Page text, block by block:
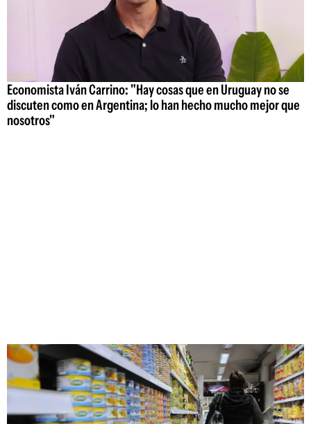
Economista Iván Carrino: "Hay cosas que en Uruguay no se
discuten como en Argentina; lo han hecho mucho mejor que
nosotros"